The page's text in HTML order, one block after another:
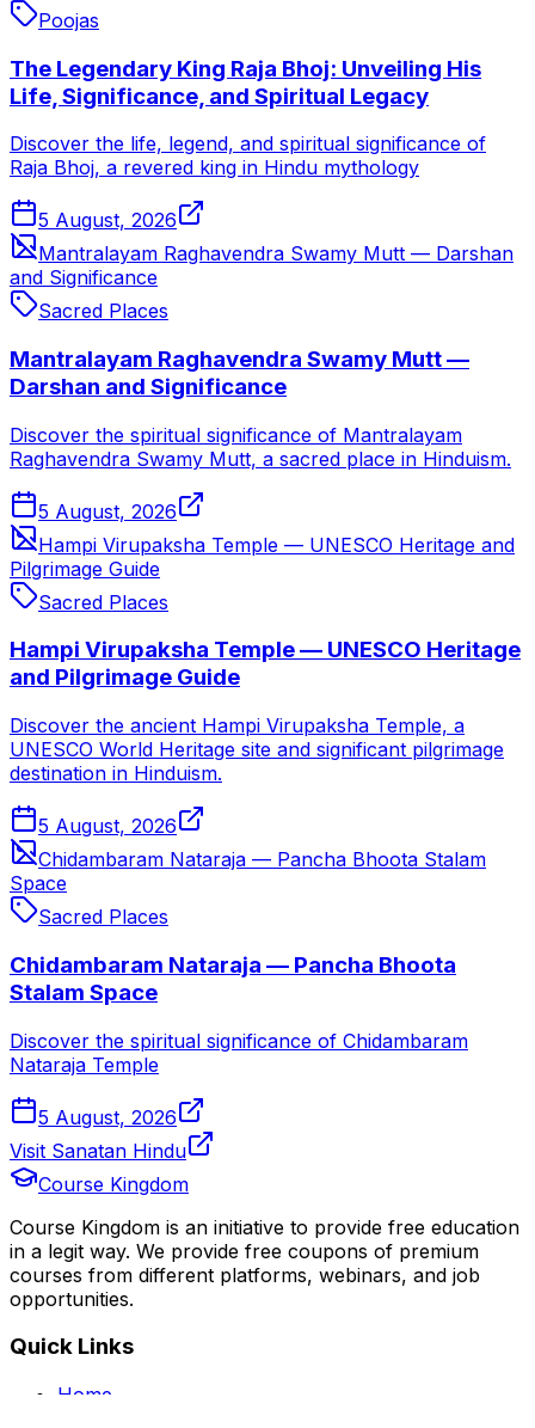
Poojas
The Legendary King Raja Bhoj: Unveiling His
Life, Significance, and Spiritual Legacy
Discover the life, legend, and spiritual significance of
Raja Bhoj, a revered king in Hindu mythology
5 August, 2026
Mantralayam Raghavendra Swamy Mutt — Darshan
and Significance
Sacred Places
Mantralayam Raghavendra Swamy Mutt —
Darshan and Significance
Discover the spiritual significance of Mantralayam
Raghavendra Swamy Mutt, a sacred place in Hinduism.
5 August, 2026
Hampi Virupaksha Temple — UNESCO Heritage and
Pilgrimage Guide
Sacred Places
Hampi Virupaksha Temple — UNESCO Heritage
and Pilgrimage Guide
Discover the ancient Hampi Virupaksha Temple, a
UNESCO World Heritage site and significant pilgrimage
destination in Hinduism.
5 August, 2026
Chidambaram Nataraja — Pancha Bhoota Stalam
Space
Sacred Places
Chidambaram Nataraja — Pancha Bhoota
Stalam Space
Discover the spiritual significance of Chidambaram
Nataraja Temple
5 August, 2026
Visit Sanatan Hindu
Course Kingdom
Course Kingdom is an initiative to provide free education
in a legit way. We provide free coupons of premium
courses from different platforms, webinars, and job
opportunities.
Quick Links
Home